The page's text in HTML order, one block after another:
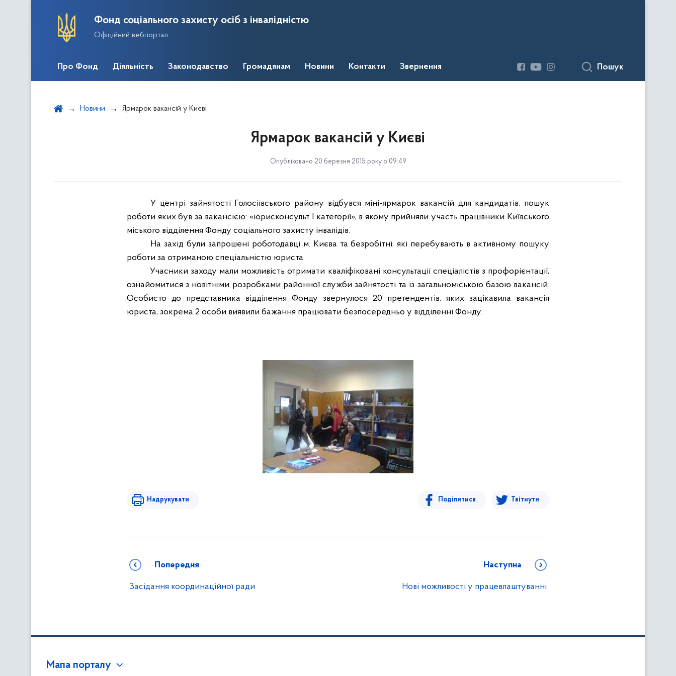
Фонд соціального захисту осіб з інвалідністю
Офіційний вебпортал
Про Фонд Діяльність Законодавство Громадянам Новини Контакти Звернення Пошук
Новини Ярмарок вакансій у Києві
Ярмарок вакансій у Києві
Опубліковано 20 березня 2015 року о 09:49
У центрі зайнятості Голосіївського району відбувся міні-ярмарок вакансій для кандидатів, пошук
роботи яких був за вакансією: «юрисконсульт І категорії», в якому прийняли участь працівники Київського
міського відділення Фонду соціального захисту інвалідів.
На захід були запрошені роботодавці м. Києва та безробітні, які перебувають в активному пошуку
роботи за отриманою спеціальністю юриста.
Учасники заходу мали можливість отримати кваліфіковані консультації спеціалістів з профорієнтації,
ознайомитися з новітніми розробками районної служби зайнятості та із загальноміською базою вакансій.
Особисто до представника відділення Фонду звернулося 20 претендентів, яких зацікавила вакансія
юриста, зокрема 2 особи виявили бажання працювати безпосередньо у відділенні Фонду.
Надрукувати Поділитися Твітнути
Попередня
Засідання координаційної ради
Наступна
Нові можливості у працевлаштуванні
Мапа порталу